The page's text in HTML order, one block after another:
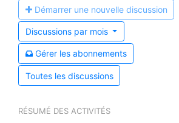
Démarrer une nouvelle discussion
Discussions parmois
Gérer les abonnements
Toutes les discussions
RÉSUMÉ DES ACTIVITÉS